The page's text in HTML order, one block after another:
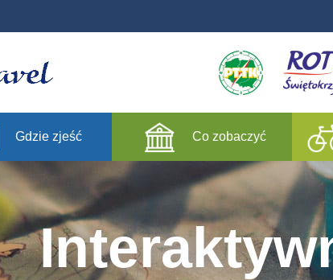
Gdzie zjeść Co zobaczyć